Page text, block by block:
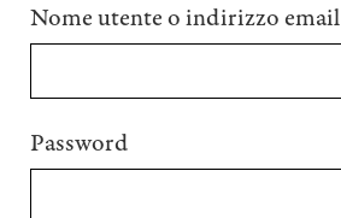
Nome utente o indirizzo email
Password